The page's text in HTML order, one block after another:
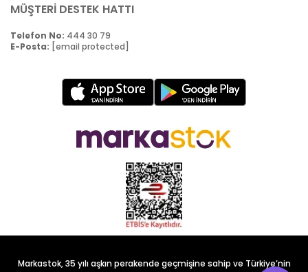
MÜŞTERİ DESTEK HATTI
Telefon No: 444 30 79
E-Posta: [email protected]
Markastok, 35 yılı aşkın perakende geçmişine sahip ve Türkiye’nin